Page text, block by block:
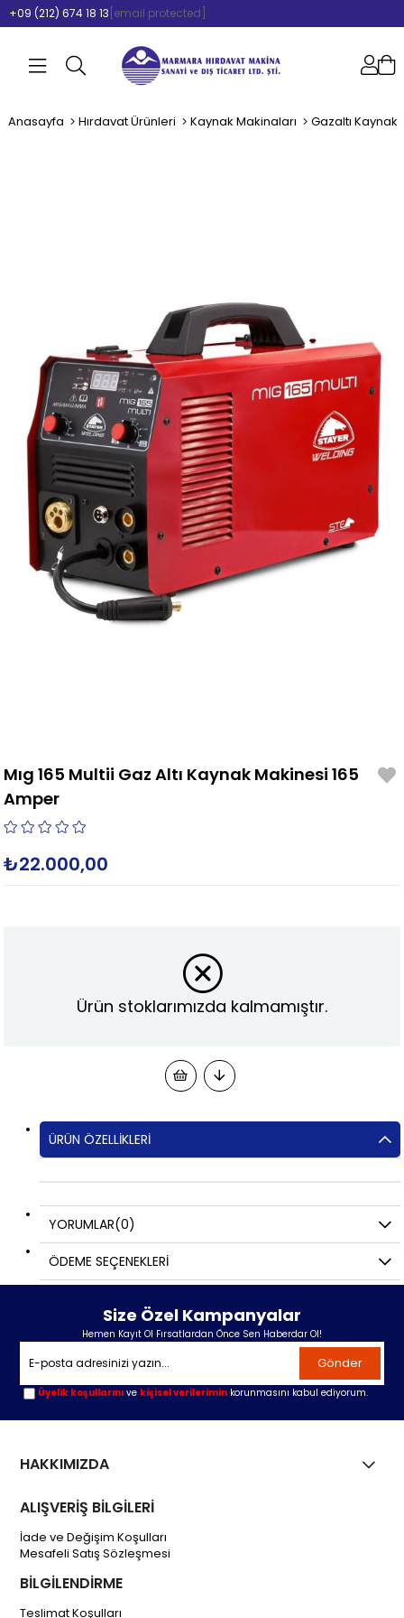
+09 (212) 674 18 13 [email protected]
Anasayfa Hırdavat Ürünleri Kaynak Makinaları Gazaltı Kaynak
Mıg 165 Multii Gaz Altı Kaynak Makinesi 165
Amper
₺22.000,00
Ürün stoklarımızda kalmamıştır.
ÜRÜN ÖZELLIKLERI
YORUMLAR(0)
ÖDEME SEÇENEKLERI
Size Özel Kampanyalar
Hemen Kayıt Ol Fırsatlardan Önce Sen Haberdar Ol!
Gönder
Üyelik koşullarını ve kişisel verilerimin korunmasını kabul ediyorum.
HAKKIMIZDA
ALIŞVERİŞ BİLGİLERİ
İade ve Değişim Koşulları
Mesafeli Satış Sözleşmesi
BİLGİLENDİRME
Teslimat Koşulları